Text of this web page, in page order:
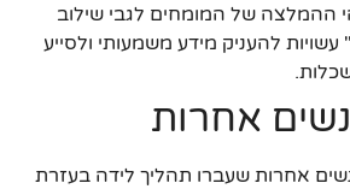
ההמלצה של המומחים לגבי שילוב
עשויות להעניק מידע משמעותי ולסייע
אחרות
אחרות שעברו תהליך לידה בעזרת